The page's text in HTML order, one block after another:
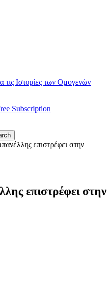
τις Ιστορίες των Ομογενών
Subscription
επιστρέφει στην
επιστρέφει στην